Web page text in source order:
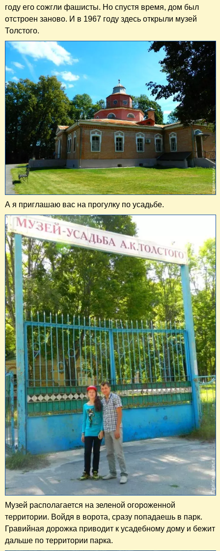
году его сожгли фашисты. Но спустя время, дом был
отстроен заново. И в 1967 году здесь открыли музей
Толстого.
А я приглашаю вас на прогулку по усадьбе.
Музей располагается на зеленой огороженной
территории. Войдя в ворота, сразу попадаешь в парк.
Гравийная дорожка приводит к усадебному дому и бежит
дальше по территории парка.